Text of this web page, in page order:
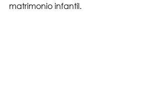
matrimonio infantil.